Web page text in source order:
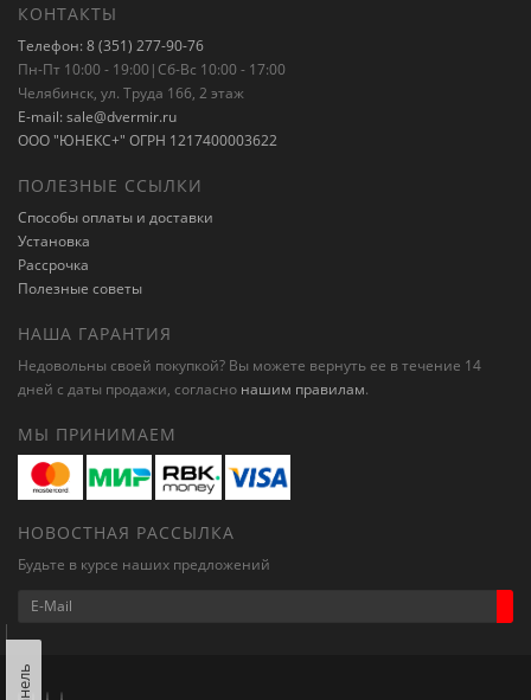
КОНТАКТЫ
Телефон: 8 (351) 277-90-76
Пн-Пт 10:00 - 19:00|Сб-Вс 10:00 - 17:00
Челябинск, ул. Труда 166, 2 этаж
E-mail: sale@dvermir.ru
ООО "ЮНЕКС+" ОГРН 1217400003622
ПОЛЕЗНЫЕ ССЫЛКИ
Способы оплаты и доставки
Установка
Рассрочка
Полезные советы
НАША ГАРАНТИЯ
Недовольны своей покупкой? Вы можете вернуть ее в течение 14
дней с даты продажи, согласно нашим правилам.
МЫ ПРИНИМАЕМ
НОВОСТНАЯ РАССЫЛКА
Будьте в курсе наших предложений